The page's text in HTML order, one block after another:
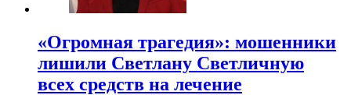
«Огромная трагедия»: мошенники
лишили Светлану Светличную
всех средств на лечение